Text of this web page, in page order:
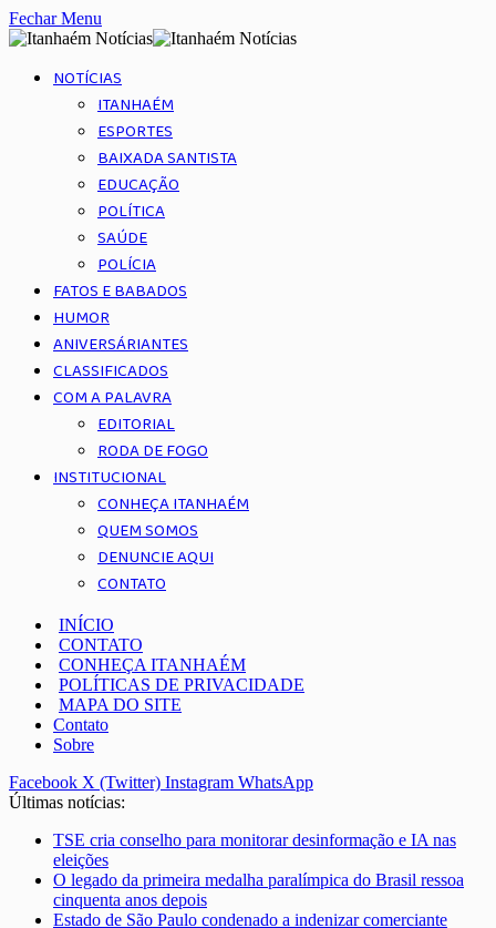
Fechar Menu
NOTÍCIAS
ITANHAÉM
ESPORTES
BAIXADA SANTISTA
EDUCAÇÃO
POLÍTICA
SAÚDE
POLÍCIA
FATOS E BABADOS
HUMOR
ANIVERSÁRIANTES
CLASSIFICADOS
COM A PALAVRA
EDITORIAL
RODA DE FOGO
INSTITUCIONAL
CONHEÇA ITANHAÉM
QUEM SOMOS
DENUNCIE AQUI
CONTATO
INÍCIO
CONTATO
CONHEÇA ITANHAÉM
POLÍTICAS DE PRIVACIDADE
MAPA DO SITE
Contato
Sobre
Facebook X (Twitter) Instagram WhatsApp
Últimas notícias:
TSE cria conselho para monitorar desinformação e IA nas
eleições
O legado da primeira medalha paralímpica do Brasil ressoa
cinquenta anos depois
Estado de São Paulo condenado a indenizar comerciante